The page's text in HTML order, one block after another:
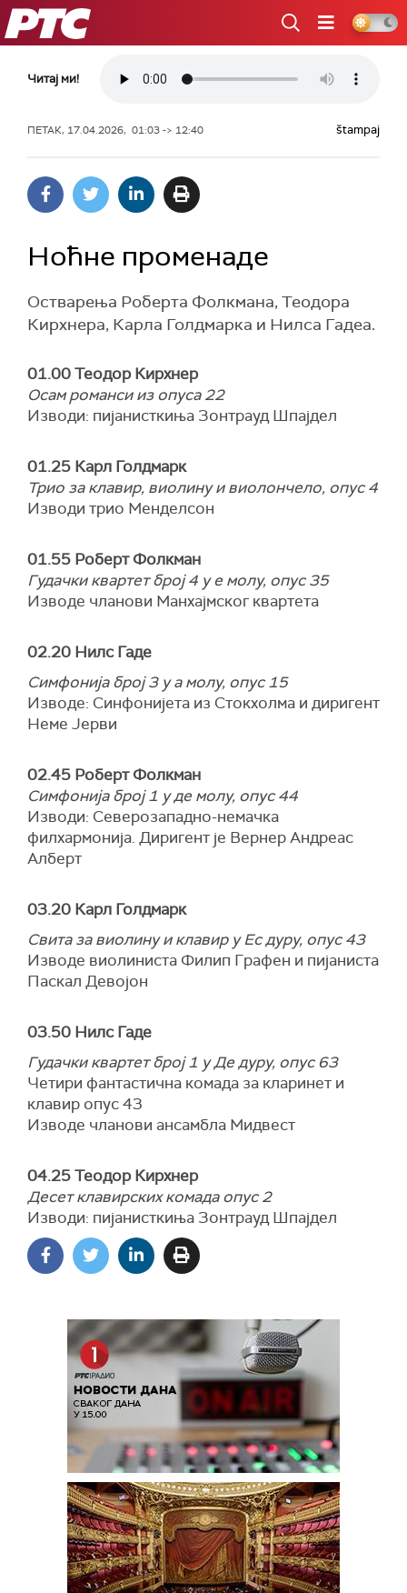
РТС
Читај ми!
ПЕТАК, 17.04.2026, 01:03 -> 12:40 štampaj
Ноћне променаде
Остварења Роберта Фолкмана, Теодора
Кирхнера, Карла Голдмарка и Нилса Гадеа.
01.00 Теодор Кирхнер
Осам романси из опуса 22
Изводи: пијанисткиња Зонтрауд Шпајдел
01.25 Карл Голдмарк
Трио за клавир, виолину и виолончело, опус 4
Изводи трио Менделсон
01.55 Роберт Фолкман
Гудачки квартет број 4 у е молу, опус 35
Изводе чланови Манхајмског квартета
02.20 Нилс Гаде
Симфонија број 3 у а молу, опус 15
Изводе: Синфонијета из Стокхолма и диригент
Неме Јерви
02.45 Роберт Фолкман
Симфонија број 1 у де молу, опус 44
Изводи: Северозападно-немачка
филхармонија. Диригент је Вернер Андреас
Алберт
03.20 Карл Голдмарк
Свита за виолину и клавир у Ес дуру, опус 43
Изводе виолиниста Филип Графен и пијаниста
Паскал Девојон
03.50 Нилс Гаде
Гудачки квартет број 1 у Де дуру, опус 63
Четири фантастична комада за кларинет и
клавир опус 43
Изводе чланови ансамбла Мидвест
04.25 Теодор Кирхнер
Десет клавирских комада опус 2
Изводи: пијанисткиња Зонтрауд Шпајдел